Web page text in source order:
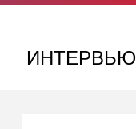
ИНТЕРВЬЮ